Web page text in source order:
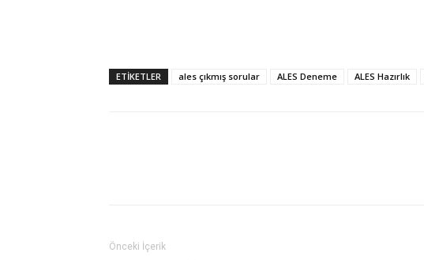
ETIKETLER ales çıkmış sorular ALES Deneme ALES Hazırlık
Önceki İçerik